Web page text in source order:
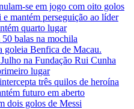
se em jogo com oito golos
mantém perseguição ao líder
quarto lugar
balas na mochila
goleia Benfica de Macau.
na Fundação Rui Cunha
lugar
três quilos de heroína
futuro em aberto
dois golos de Messi